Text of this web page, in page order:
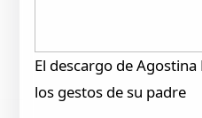
El descargo de
los gestos de su padre